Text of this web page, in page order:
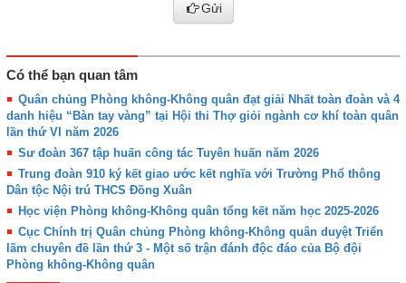
Gửi
Có thể bạn quan tâm
Quân chủng Phòng không-Không quân đạt giải Nhất toàn đoàn và 4
danh hiệu “Bàn tay vàng” tại Hội thi Thợ giỏi ngành cơ khí toàn quân
lần thứ VI năm 2026
Sư đoàn 367 tập huấn công tác Tuyên huấn năm 2026
Trung đoàn 910 ký kết giao ước kết nghĩa với Trường Phổ thông
Dân tộc Nội trú THCS Đồng Xuân
Học viện Phòng không-Không quân tổng kết năm học 2025-2026
Cục Chính trị Quân chủng Phòng không-Không quân duyệt Triển
lãm chuyên đề lần thứ 3 - Một số trận đánh độc đáo của Bộ đội
Phòng không-Không quân